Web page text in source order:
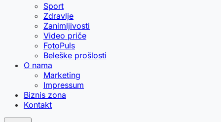
Sport
Zdravlje
Zanimljivosti
Video priče
FotoPuls
Beleške prošlosti
O nama
Marketing
Impressum
Biznis zona
Kontakt